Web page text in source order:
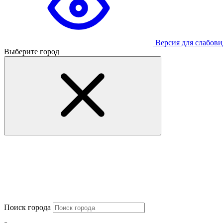
Версия для
Выберите город
Поиск города